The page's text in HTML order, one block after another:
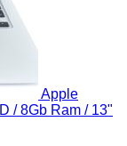
Apple
/ 8Gb Ram / 13"